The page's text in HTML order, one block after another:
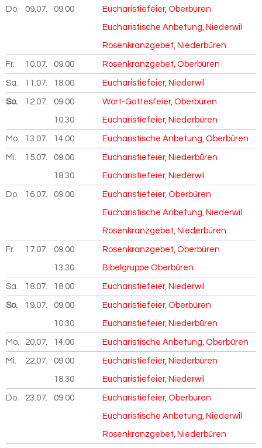
Do. 09.07. 2026
09.00 Eucharistiefeier, Oberbüren
Eucharistische Anbetung, Niederwil
Rosenkranzgebet, Niederbüren
Fr. 10.07. 2026
09.00 Rosenkranzgebet, Oberbüren
Sa. 11.07. 2026
18.00 Eucharistiefeier, Niederwil
So. 12.07. 2026
09.00 Wort-Gottesfeier, Oberbüren
10.30 Eucharistiefeier, Niederbüren
Mo. 13.07. 2026
14.00 Eucharistische Anbetung, Oberbüren
Mi. 15.07. 2026
09.00 Eucharistiefeier, Niederbüren
18.30 Eucharistiefeier, Niederwil
Do. 16.07. 2026
09.00 Eucharistiefeier, Oberbüren
Eucharistische Anbetung, Niederwil
Rosenkranzgebet, Niederbüren
Fr. 17.07. 2026
09.00 Rosenkranzgebet, Oberbüren
13.30 Bibelgruppe Oberbüren
Sa. 18.07. 2026
18.00 Eucharistiefeier, Niederwil
So. 19.07. 2026
09.00 Eucharistiefeier, Oberbüren
10.30 Eucharistiefeier, Niederbüren
Mo. 20.07. 2026
14.00 Eucharistische Anbetung, Oberbüren
Mi. 22.07. 2026
09.00 Eucharistiefeier, Niederbüren
18.30 Eucharistiefeier, Niederwil
Do. 23.07. 2026
09.00 Eucharistiefeier, Oberbüren
Eucharistische Anbetung, Niederwil
Rosenkranzgebet, Niederbüren